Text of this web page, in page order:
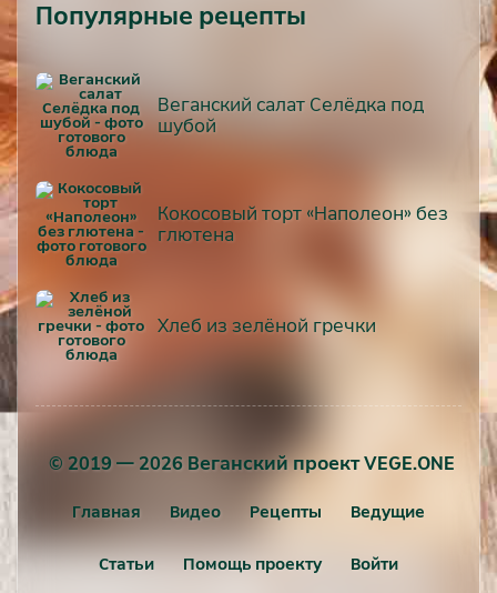
Популярные рецепты
Веганский салат Селёдка под
шубой
Кокосовый торт «Наполеон» без
глютена
Хлеб из зелёной гречки
© 2019 — 2026 Веганский проект VEGE.ONE
Главная Видео Рецепты Ведущие
Статьи Помощь проекту Войти